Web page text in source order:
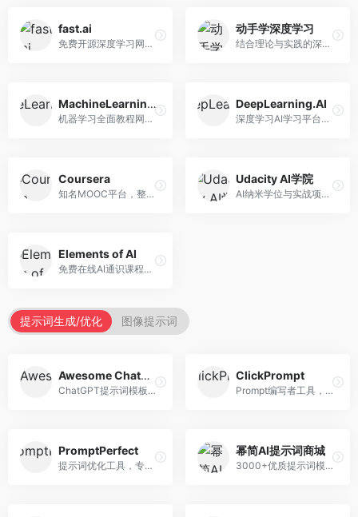
fast.ai
免费开源深度学习网站，专注于实用AI教学。面向开发者，提供免费深度学习课程、实战项目、代码库等资源，学习门槛低。
动手学深度学习
结合理论与实践的深度学习教材，专注于代码驱动学习。面向学生和开发者，提供深度学习理论、代码实现、练习题等资源，学习体验好。
MachineLearningMastery
机器学习全面教程网站，专注于实用技能教学。面向开发者，提供机器学习算法、Python实现、项目实战等教程，实用性强。
DeepLearning.AI
深度学习AI学习平台，由吴恩达创立。面向AI学习者，提供深度学习专项课程、AI新闻、技术社区等资源，课程质量权威。
Coursera
知名MOOC平台，整合全球顶尖大学课程资源。面向学习者，提供AI、机器学习、深度学习等课程，证书认可度高，课程质量专业。
Udacity AI学院
AI纳米学位与实战项目平台，专注于职业导向学习。面向AI从业者，提供机器学习、深度学习、计算机视觉等纳米学位，项目实战性强。
Elements of AI
免费在线AI通识课程，专注于AI基础知识普及。面向普通大众，提供AI概念、原理、应用等入门知识，语言通俗易懂。
提示词生成/优化 图像提示词
Awesome ChatGPT Prompts
ChatGPT提示词模板库，专注于实用提示词收集。面向ChatGPT用户，提供提示词模板、使用场景、效果展示等资源，模板实用性强。
ClickPrompt
Prompt编写者工具，专注于提示词创作辅助。面向提示词创作者，提供提示词编辑、测试、分享等服务，创作工具完善。
PromptPerfect
提示词优化工具，专注于提示词质量提升。面向AI用户，提供提示词优化、效果测试、版本对比等服务，提示词优化专业。
幂简AI提示词商城
3000+优质提示词模板平台，专注于中文提示词。面向中文AI用户，提供提示词模板、分类检索、一键使用等服务，中文提示词丰富。